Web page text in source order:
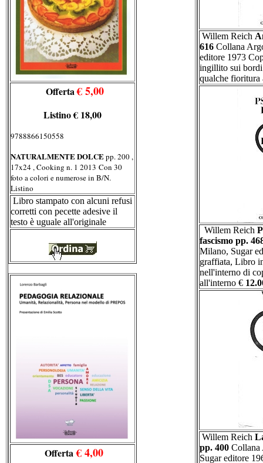
Offerta€ 5,00
Listino € 18,00
9788866150558
NATURALMENTE DOLCEpp. 200 ,
17x24 , Cooking n. 1 2013 Con 30
foto a colori e numerose in B/N.
Listino
Libro stampato con alcuni refusi
corretti con pecette adesive il
testo è uguale all'originale
Offerta€ 4,00
Willem Reich
616 Collana
editore 1973
ingillito sui
qualche fioritura
Willem Reich
fascismo pp.
Milano, Sugar
graffiata, Libro
nell'interno di
all'interno €
Willem Reich
pp. 400 Collana
Sugar editore